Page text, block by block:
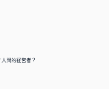
間的経営者？